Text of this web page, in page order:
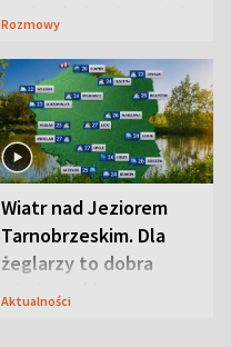
szpiegów” od razu ich
Rozmowy
Wiatr nad Jeziorem
Tarnobrzeskim. Dla
żeglarzy to dobra
wiadomość
Aktualności